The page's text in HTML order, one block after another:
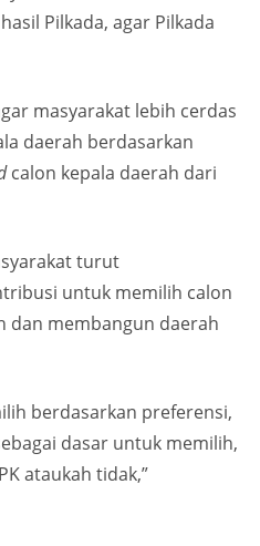
Pilkada, agar Pilkada
masyarakat lebih cerdas
daerah berdasarkan
calon kepala daerah dari
turut
untuk memilih calon
dan membangun daerah
berdasarkan preferensi,
dasar untuk memilih,
ataukah tidak,”